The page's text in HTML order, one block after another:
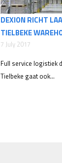
DEXION RICHT
TIELBEKE
7 July 2017
Full service logistiek
Tielbeke gaat ook...